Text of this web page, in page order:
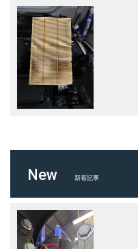
New 新着記事